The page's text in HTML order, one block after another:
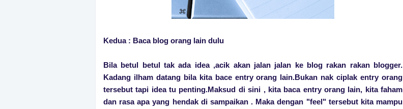
Kedua : Baca blog orang lain dulu
Bila betul betul tak ada idea ,acik akan jalan jalan ke blog rakan rakan blogger.
Kadang ilham datang bila kita bace entry orang lain.Bukan nak ciplak entry orang
tersebut tapi idea tu penting.Maksud di sini , kita baca entry orang lain, kita faham
dan rasa apa yang hendak di sampaikan . Maka dengan "feel" tersebut kita mampu